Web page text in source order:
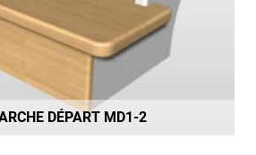
DÉPART MD1-2